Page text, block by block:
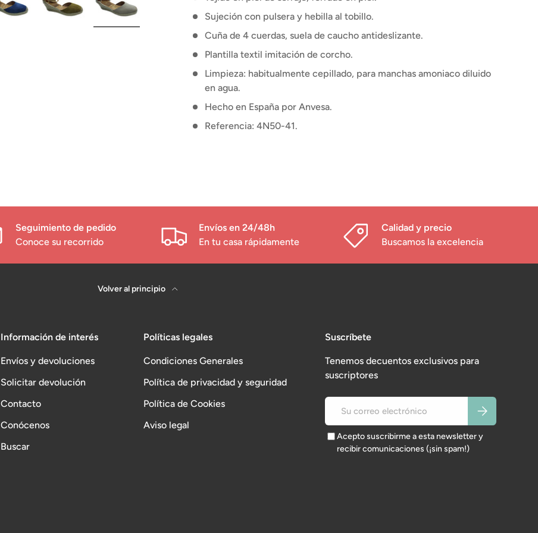
Sujeción con pulsera y hebilla al tobillo.
Cuña de 4 cuerdas, suela de caucho antideslizante.
Plantilla textil imitación de corcho.
Limpieza: habitualmente cepillado, para manchas amoniaco diluido
en agua.
Hecho en España por Anvesa.
Referencia: 4N50-41.
Seguimiento de pedido
Conoce su recorrido
Envíos en 24/48h
En tu casa rápidamente
Calidad y precio
Buscamos la excelencia
Volver al principio
Información de interés
Envíos y devoluciones
Solicitar devolución
Contacto
Conócenos
Buscar
Políticas legales
Condiciones Generales
Política de privacidad y seguridad
Política de Cookies
Aviso legal
Suscríbete
Tenemos decuentos exclusivos para
suscriptores
Suscribirse
Acepto suscribirme a esta newsletter y
recibir comunicaciones (¡sin spam!)